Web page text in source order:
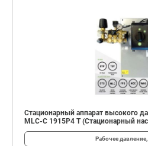
Стационарный аппарат высокого
MLC-C 1915P4 T (Стационарный
Рабочее